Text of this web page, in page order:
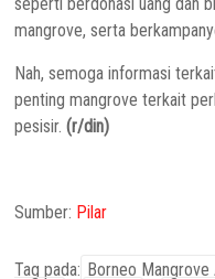
seperti berdonasi uang dan
mangrove, serta
Nah, semoga informasi
penting mangrove terkait
pesisir.(r/din)
Sumber: Pilar
Tag pada: Borneo Mangrove